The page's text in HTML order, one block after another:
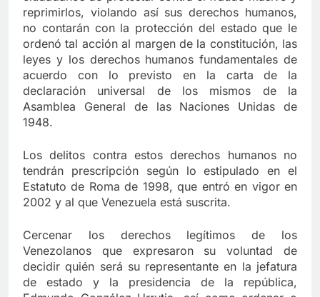
reprimirlos, violando así sus derechos humanos,
no contarán con la protección del estado que le
ordenó tal acción al margen de la constitución, las
leyes y los derechos humanos fundamentales de
acuerdo con lo previsto en la carta de la
declaración universal de los mismos de la
Asamblea General de las Naciones Unidas de
1948.
Los delitos contra estos derechos humanos no
tendrán prescripción según lo estipulado en el
Estatuto de Roma de 1998, que entró en vigor en
2002 y al que Venezuela está suscrita.
Cercenar los derechos legítimos de los
Venezolanos que expresaron su voluntad de
decidir quién será su representante en la jefatura
de estado y la presidencia de la república,